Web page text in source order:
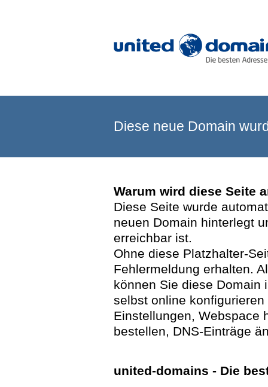
Diese neue Domain
Warum wird diese Seite
Diese Seite wurde
neuen Domain hinterlegt
erreichbar ist.
Ohne diese Platzhalter-
Fehlermeldung erhalten.
können Sie diese Domain
selbst online
Einstellungen, Webspace
bestellen, DNS-Einträge
united-domains - Die